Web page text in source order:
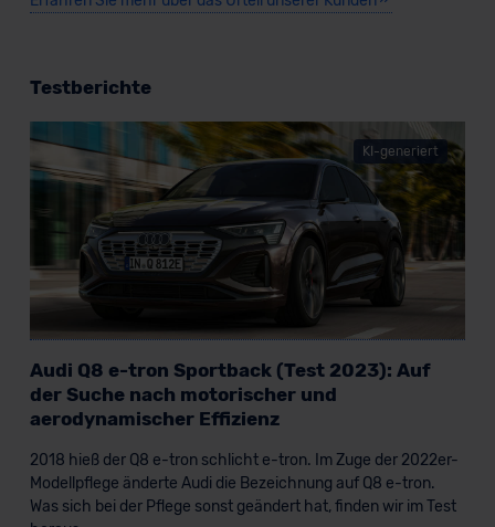
Testberichte
KI-generiert
Audi Q8 e-tron Sportback (Test 2023): Auf
der Suche nach motorischer und
aerodynamischer Effizienz
2018 hieß der Q8 e-tron schlicht e-tron. Im Zuge der 2022er-
Modellpflege änderte Audi die Bezeichnung auf Q8 e-tron.
Was sich bei der Pflege sonst geändert hat, finden wir im Test